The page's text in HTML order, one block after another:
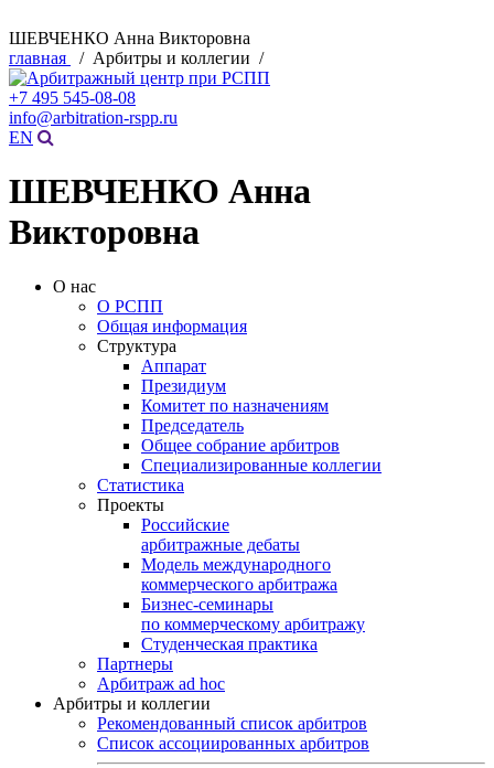
ШЕВЧЕНКО Анна Викторовна
главная
/ Арбитры и коллегии /
+7 495 545-08-08
info@arbitration-rspp.ru
EN
ШЕВЧЕНКО Анна
Викторовна
О нас
О РСПП
Общая информация
Структура
Аппарат
Президиум
Комитет по назначениям
Председатель
Общее собрание арбитров
Специализированные коллегии
Статистика
Проекты
Российские
арбитражные дебаты
Модель международного
коммерческого арбитража
Бизнес-семинары
по коммерческому арбитражу
Студенческая практика
Партнеры
Арбитраж ad hoc
Арбитры и коллегии
Рекомендованный список арбитров
Список ассоциированных арбитров